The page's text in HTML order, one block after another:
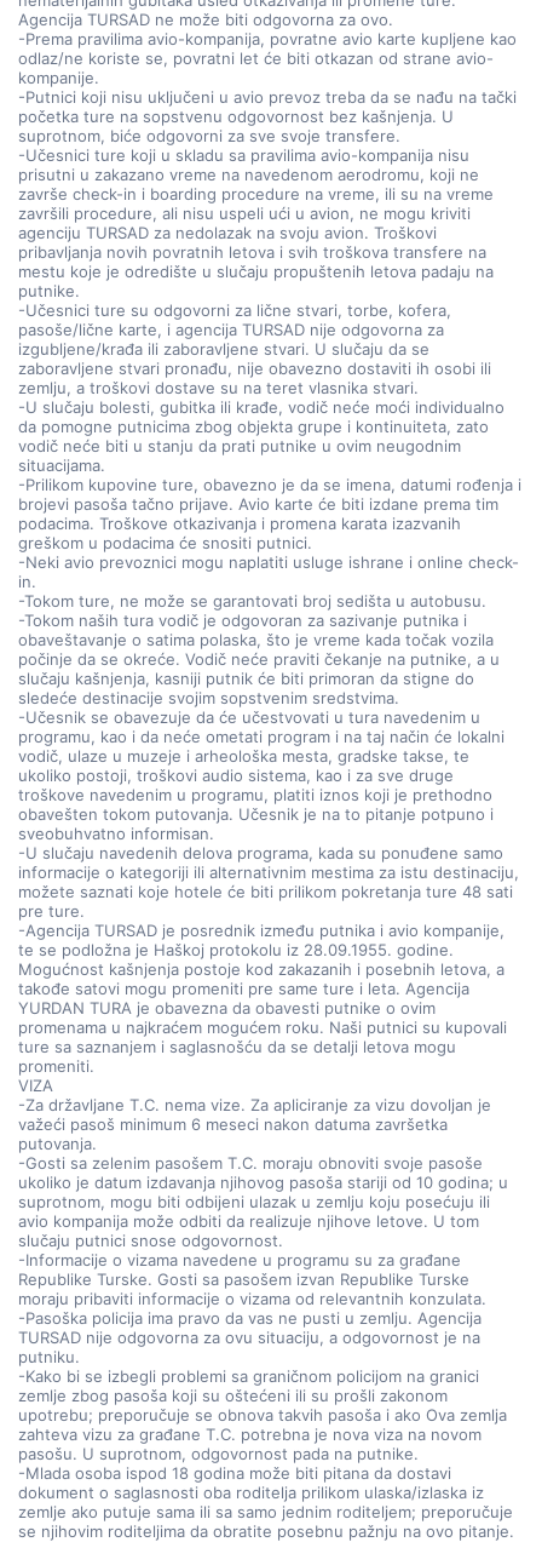
Agencija TURSAD ne može biti odgovorna za ovo.
-Prema pravilima avio-kompanija, povratne avio karte kupljene kao
odlaz/ne koriste se, povratni let će biti otkazan od strane avio-
kompanije.
-Putnici koji nisu uključeni u avio prevoz treba da se nađu na tački
početka ture na sopstvenu odgovornost bez kašnjenja. U
suprotnom, biće odgovorni za sve svoje transfere.
-Učesnici ture koji u skladu sa pravilima avio-kompanija nisu
prisutni u zakazano vreme na navedenom aerodromu, koji ne
završe check-in i boarding procedure na vreme, ili su na vreme
završili procedure, ali nisu uspeli ući u avion, ne mogu kriviti
agenciju TURSAD za nedolazak na svoju avion. Troškovi
pribavljanja novih povratnih letova i svih troškova transfere na
mestu koje je odredište u slučaju propuštenih letova padaju na
putnike.
-Učesnici ture su odgovorni za lične stvari, torbe, kofera,
pasoše/lične karte, i agencija TURSAD nije odgovorna za
izgubljene/krađa ili zaboravljene stvari. U slučaju da se
zaboravljene stvari pronađu, nije obavezno dostaviti ih osobi ili
zemlju, a troškovi dostave su na teret vlasnika stvari.
-U slučaju bolesti, gubitka ili krađe, vodič neće moći individualno
da pomogne putnicima zbog objekta grupe i kontinuiteta, zato
vodič neće biti u stanju da prati putnike u ovim neugodnim
situacijama.
-Prilikom kupovine ture, obavezno je da se imena, datumi rođenja i
brojevi pasoša tačno prijave. Avio karte će biti izdane prema tim
podacima. Troškove otkazivanja i promena karata izazvanih
greškom u podacima će snositi putnici.
-Neki avio prevoznici mogu naplatiti usluge ishrane i online check-
in.
-Tokom ture, ne može se garantovati broj sedišta u autobusu.
-Tokom naših tura vodič je odgovoran za sazivanje putnika i
obaveštavanje o satima polaska, što je vreme kada točak vozila
počinje da se okreće. Vodič neće praviti čekanje na putnike, a u
slučaju kašnjenja, kasniji putnik će biti primoran da stigne do
sledeće destinacije svojim sopstvenim sredstvima.
-Učesnik se obavezuje da će učestvovati u tura navedenim u
programu, kao i da neće ometati program i na taj način će lokalni
vodič, ulaze u muzeje i arheološka mesta, gradske takse, te
ukoliko postoji, troškovi audio sistema, kao i za sve druge
troškove navedenim u programu, platiti iznos koji je prethodno
obavešten tokom putovanja. Učesnik je na to pitanje potpuno i
sveobuhvatno informisan.
-U slučaju navedenih delova programa, kada su ponuđene samo
informacije o kategoriji ili alternativnim mestima za istu destinaciju,
možete saznati koje hotele će biti prilikom pokretanja ture 48 sati
pre ture.
-Agencija TURSAD je posrednik između putnika i avio kompanije,
te se podložna je Haškoj protokolu iz 28.09.1955. godine.
Mogućnost kašnjenja postoje kod zakazanih i posebnih letova, a
takođe satovi mogu promeniti pre same ture i leta. Agencija
YURDAN TURA je obavezna da obavesti putnike o ovim
promenama u najkraćem mogućem roku. Naši putnici su kupovali
ture sa saznanjem i saglasnošću da se detalji letova mogu
promeniti.
VIZA
-Za državljane T.C. nema vize. Za apliciranje za vizu dovoljan je
važeći pasoš minimum 6 meseci nakon datuma završetka
putovanja.
-Gosti sa zelenim pasošem T.C. moraju obnoviti svoje pasoše
ukoliko je datum izdavanja njihovog pasoša stariji od 10 godina; u
suprotnom, mogu biti odbijeni ulazak u zemlju koju posećuju ili
avio kompanija može odbiti da realizuje njihove letove. U tom
slučaju putnici snose odgovornost.
-Informacije o vizama navedene u programu su za građane
Republike Turske. Gosti sa pasošem izvan Republike Turske
moraju pribaviti informacije o vizama od relevantnih konzulata.
-Pasoška policija ima pravo da vas ne pusti u zemlju. Agencija
TURSAD nije odgovorna za ovu situaciju, a odgovornost je na
putniku.
-Kako bi se izbegli problemi sa graničnom policijom na granici
zemlje zbog pasoša koji su oštećeni ili su prošli zakonom
upotrebu; preporučuje se obnova takvih pasoša i ako Ova zemlja
zahteva vizu za građane T.C. potrebna je nova viza na novom
pasošu. U suprotnom, odgovornost pada na putnike.
-Mlada osoba ispod 18 godina može biti pitana da dostavi
dokument o saglasnosti oba roditelja prilikom ulaska/izlaska iz
zemlje ako putuje sama ili sa samo jednim roditeljem; preporučuje
se njihovim roditeljima da obratite posebnu pažnju na ovo pitanje.